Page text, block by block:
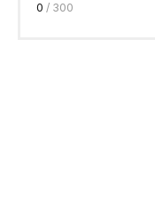
0 / 300